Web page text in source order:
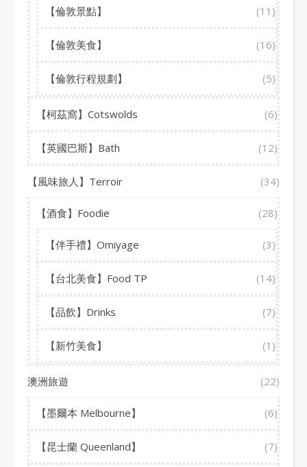
【倫敦景點】 (11)
【倫敦美食】 (16)
【倫敦行程規劃】 (5)
【柯茲窩】Cotswolds (6)
【英國巴斯】Bath (12)
【風味旅人】Terroir (34)
【酒食】Foodie (28)
【伴手禮】Omiyage (3)
【台北美食】Food TP (14)
【品飲】Drinks (7)
【新竹美食】 (1)
澳洲旅遊 (22)
【墨爾本 Melbourne】 (6)
【昆士蘭 Queenland】 (7)